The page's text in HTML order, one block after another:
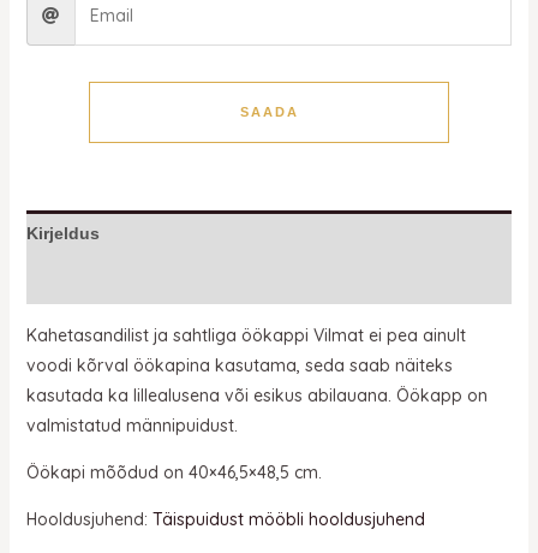
SAADA
Kirjeldus
Kahetasandilist ja sahtliga öökappi Vilmat ei pea ainult
voodi kõrval öökapina kasutama, seda saab näiteks
kasutada ka lillealusena või esikus abilauana. Öökapp on
valmistatud männipuidust.
Öökapi mõõdud on 40×46,5×48,5 cm.
Hooldusjuhend: Täispuidust mööbli hooldusjuhend